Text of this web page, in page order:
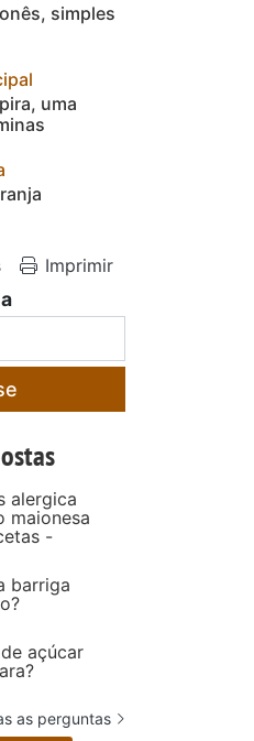
simples
uma
Imprimir
alergica
maionesa
-
barriga
açúcar
as perguntas